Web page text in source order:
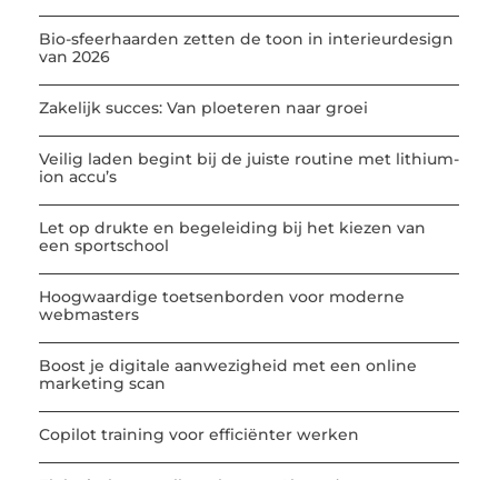
Bio-sfeerhaarden zetten de toon in interieurdesign
van 2026
Zakelijk succes: Van ploeteren naar groei
Veilig laden begint bij de juiste routine met lithium-
ion accu’s
Let op drukte en begeleiding bij het kiezen van
een sportschool
Hoogwaardige toetsenborden voor moderne
webmasters
Boost je digitale aanwezigheid met een online
marketing scan
Copilot training voor efficiënter werken